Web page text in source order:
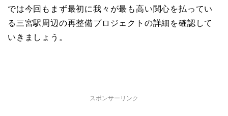
では今回もまず最初に我々が最も高い関心を払ってい
る三宮駅周辺の再整備プロジェクトの詳細を確認して
いきましょう。
スポンサーリンク